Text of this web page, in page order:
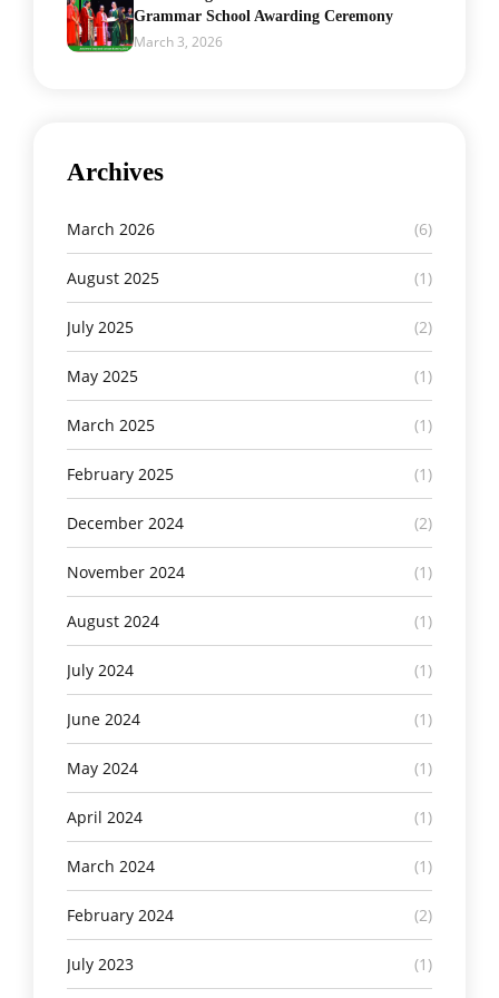
Grammar School Awarding Ceremony
March 3, 2026
Archives
March 2026 (6)
August 2025 (1)
July 2025 (2)
May 2025 (1)
March 2025 (1)
February 2025 (1)
December 2024 (2)
November 2024 (1)
August 2024 (1)
July 2024 (1)
June 2024 (1)
May 2024 (1)
April 2024 (1)
March 2024 (1)
February 2024 (2)
July 2023 (1)